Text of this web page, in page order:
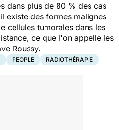
dans plus de 80 % des cas
existe des formes malignes
cellules tumorales dans les
ce que l'on appelle les
Roussy.
PEOPLE RADIOTHÉRAPIE